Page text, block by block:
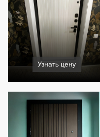
Узнать цену